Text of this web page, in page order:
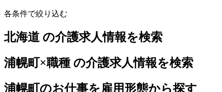
各条件で絞り込む
北海道 の介護求人情報を検索
浦幌町×職種 の介護求人情報を検索
浦幌町のお仕事を雇用形態から探す